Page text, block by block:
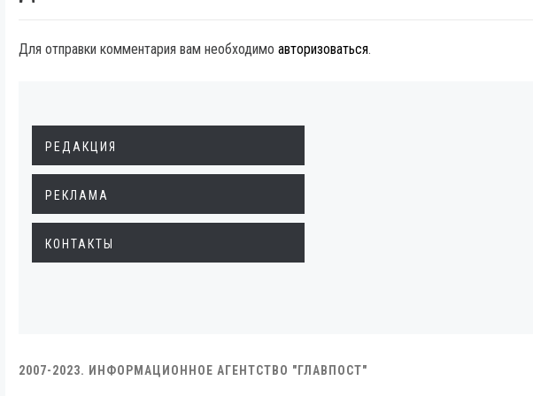
Для отправки комментария вам необходимо авторизоваться.
РЕДАКЦИЯ
РЕКЛАМА
КОНТАКТЫ
2007-2023. ИНФОРМАЦИОННОЕ АГЕНТСТВО "ГЛАВПОСТ"